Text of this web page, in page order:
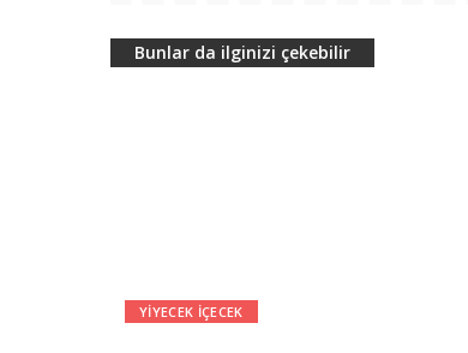
Bunlar da ilginizi çekebilir
YIYECEK IÇECEK